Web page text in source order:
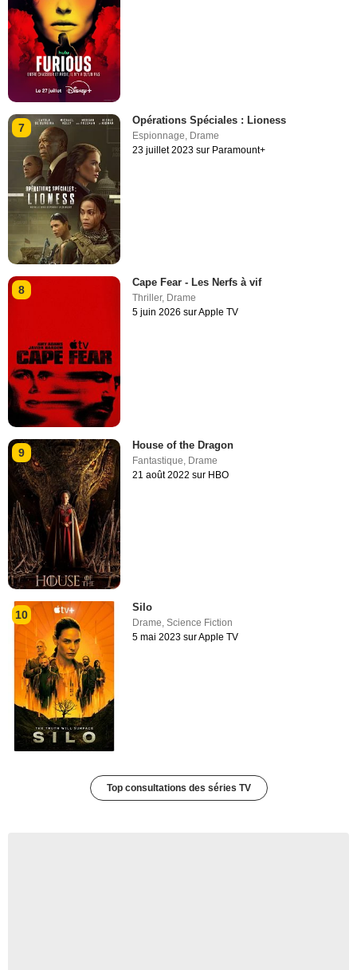
7
Opérations Spéciales : Lioness
Espionnage, Drame
23 juillet 2023 sur Paramount+
8
Cape Fear - Les Nerfs à vif
Thriller, Drame
5 juin 2026 sur Apple TV
9
House of the Dragon
Fantastique Drame
21 août 2022 sur HBO
10
Silo
Drame,Science Fiction
5 mai 2023 sur Apple TV
Top consultations des séries TV